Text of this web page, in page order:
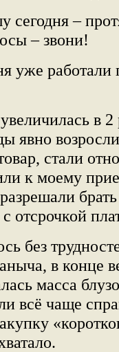
–
– звони!
уже работали
в 2
явно
стали
к моему
брать
отсрочкой
без
в конце
масса
всё чаще